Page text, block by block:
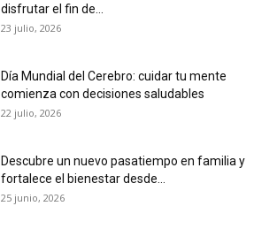
disfrutar el fin de...
23 julio, 2026
Día Mundial del Cerebro: cuidar tu mente
comienza con decisiones saludables
22 julio, 2026
Descubre un nuevo pasatiempo en familia y
fortalece el bienestar desde...
25 junio, 2026